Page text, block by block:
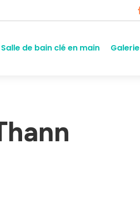
Salle de bain clé en main Galerie